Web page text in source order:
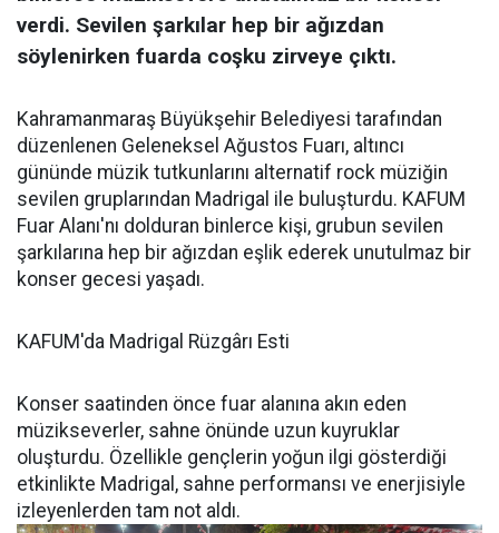
verdi. Sevilen şarkılar hep bir ağızdan
söylenirken fuarda coşku zirveye çıktı.
Kahramanmaraş Büyükşehir Belediyesi tarafından
düzenlenen Geleneksel Ağustos Fuarı, altıncı
gününde müzik tutkunlarını alternatif rock müziğin
sevilen gruplarından Madrigal ile buluşturdu. KAFUM
Fuar Alanı'nı dolduran binlerce kişi, grubun sevilen
şarkılarına hep bir ağızdan eşlik ederek unutulmaz bir
konser gecesi yaşadı.
KAFUM'da Madrigal Rüzgârı Esti
Konser saatinden önce fuar alanına akın eden
müzikseverler, sahne önünde uzun kuyruklar
oluşturdu. Özellikle gençlerin yoğun ilgi gösterdiği
etkinlikte Madrigal, sahne performansı ve enerjisiyle
izleyenlerden tam not aldı.